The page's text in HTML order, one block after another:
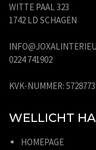
WITTE PAAL 323
1742 LD SCHAGEN
0224 741902
KVK-NUMMER:
WELLICHT
HOMEPAGE